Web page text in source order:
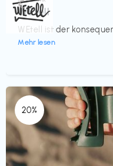
WEtell
WEtell ist der
Mehr lesen
€‎
20%